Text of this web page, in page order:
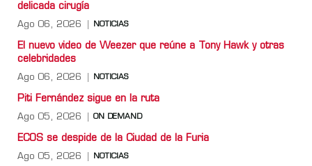
delicada cirugía
Ago 06, 2026 NOTICIAS
El nuevo video de Weezer que reúne a Tony Hawk y otras
celebridades
Ago 06, 2026 NOTICIAS
Piti Fernández sigue en la ruta
Ago 05, 2026 ON DEMAND
ECOS se despide de la Ciudad de la Furia
Ago 05, 2026 NOTICIAS